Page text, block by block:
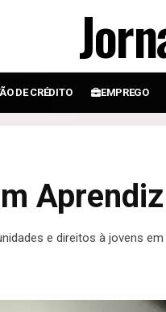
DE CRÉDITO EMPREGO
Aprendiz
e direitos à jovens